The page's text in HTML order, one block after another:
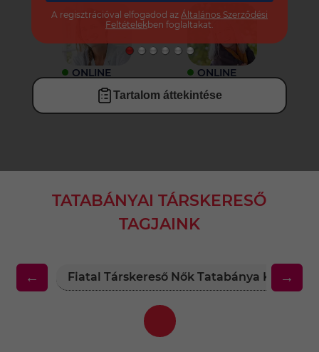
ONLINE ONLINE
Tartalom áttekintése
TATABÁNYAI TÁRSKERESŐ
TAGJAINK
← Fiatal Társkereső Nők Tatabánya →
A regisztrációval elfogadod az Általános Szerződési
Feltételekben foglaltakat.